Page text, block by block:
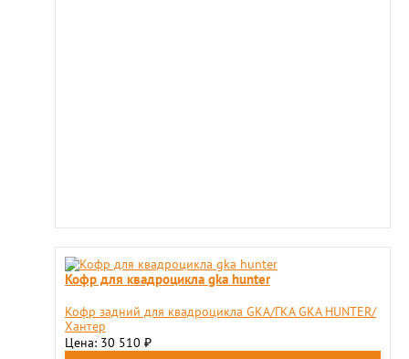
Кофр для квадроцикла gka hunter
Кофр задний для квадроцикла GKA/ГКА GKA HUNTER/
Хантер
Цена: 30 510 ₽